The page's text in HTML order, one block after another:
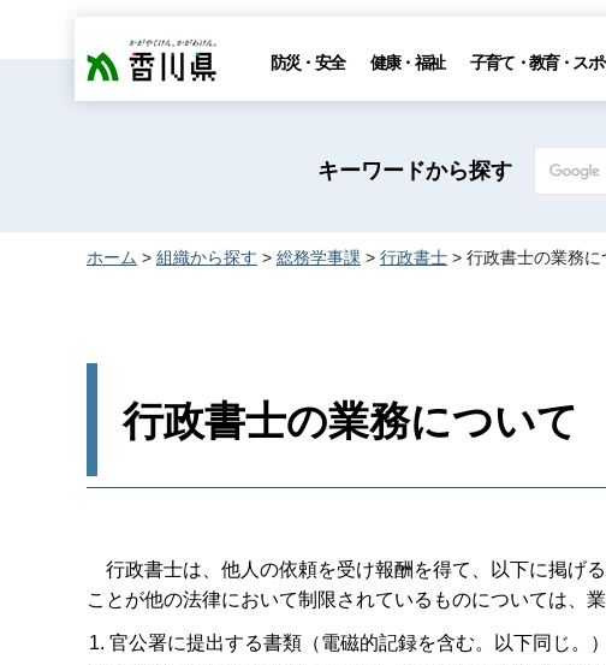
香川県 防災・安全 健康・福祉 子育て・教育・スポ
キーワードから探す
ホーム > 組織から探す > 総務学事課 > 行政書士 > 行政書士の業務に
行政書士の業務について
行政書士は、他人の依頼を受け報酬を得て、以下に掲げ
ことが他の法律において制限されているものについては、
官公署に提出する書類（電磁的記録を含む。以下同じ。